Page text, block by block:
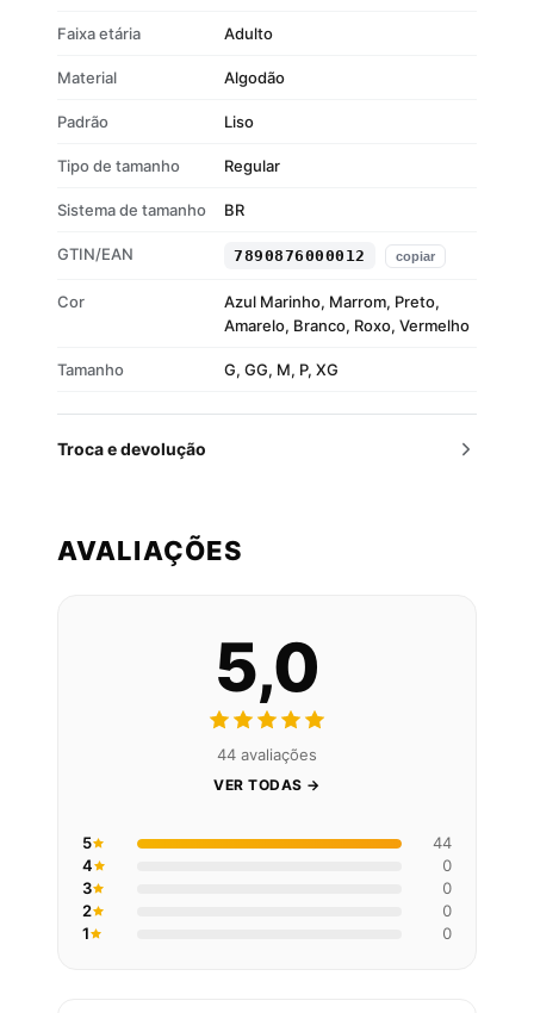
Faixa etária Adulto
Material Algodão
Padrão Liso
Tipo de tamanho Regular
Sistema de tamanho BR
GTIN/EAN 7890876000012 copiar
Cor
Azul Marinho, Marrom, Preto,
Amarelo, Branco, Roxo, Vermelho
Tamanho G, GG, M, P, XG
Troca e devolução
AVALIAÇÕES
5,0
44 avaliações
VER TODAS →
5
44
4
0
3
0
2
0
1
0